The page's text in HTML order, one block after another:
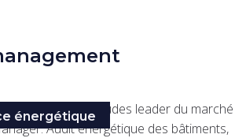
énergétique
d'un bureau d'études leader du marché
Audit énergétique des bâtiments,